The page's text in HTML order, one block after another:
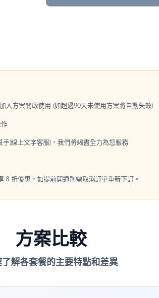
入方案開啟使用 (如超過90天未使用方案將自動失效)
作
(線上文字客服)，我們將竭盡全力為您服務
8 折優惠，如提前開通則需取消訂單重新下訂。
方案比較
了解各套餐的主要特點和差異